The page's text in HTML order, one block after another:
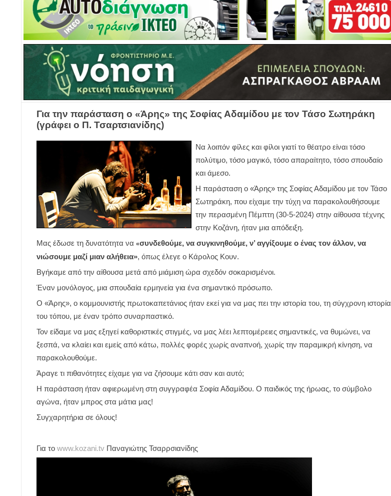
Για την παράσταση ο «Άρης» της Σοφίας Αδαμίδου με τον Τάσο Σωτηράκη
(γράφει ο Π. Τσαρτσιανίδης)
Να λοιπόν φίλες και φίλοι γιατί το θέατρο είναι τόσο
πολύτιμο, τόσο μαγικό, τόσο απαραίτητο, τόσο σπουδαίο
και άμεσο.
Η παράσταση ο «Άρης» της Σοφίας Αδαμίδου με τον Τάσο
Σωτηράκη, που είχαμε την τύχη να παρακολουθήσουμε
την περασμένη Πέμπτη (30-5-2024) στην αίθουσα τέχνης
στην Κοζάνη, ήταν μια απόδειξη.
Μας έδωσε τη δυνατότητα να «συνδεθούμε, να συγκινηθούμε, ν’ αγγίξουμε ο ένας τον άλλον, να
νιώσουμε μαζί μιαν αλήθεια», όπως έλεγε ο Κάρολος Κουν.
Βγήκαμε από την αίθουσα μετά από μιάμιση ώρα σχεδόν σοκαρισμένοι.
Έναν μονόλογος, μια σπουδαία ερμηνεία για ένα σημαντικό πρόσωπο.
Ο «Άρης», ο κομμουνιστής πρωτοκαπετάνιος ήταν εκεί για να μας πει την ιστορία του, τη σύγχρονη ιστορία
του τόπου, με έναν τρόπο συναρπαστικό.
Τον είδαμε να μας εξηγεί καθοριστικές στιγμές, να μας λέει λεπτομέρειες σημαντικές, να θυμώνει, να
ξεσπά, να κλαίει και εμείς από κάτω, πολλές φορές χωρίς αναπνοή, χωρίς την παραμικρή κίνηση, να
παρακολουθούμε.
Άραγε τι πιθανότητες είχαμε για να ζήσουμε κάτι σαν και αυτό;
Η παράσταση ήταν αφιερωμένη στη συγγραφέα Σοφία Αδαμίδου. Ο παιδικός της ήρωας, το σύμβολο
αγώνα, ήταν μπρος στα μάτια μας!
Συγχαρητήρια σε όλους!
Για το www.kozani.tv Παναγιώτης Τσαρρσιανίδης